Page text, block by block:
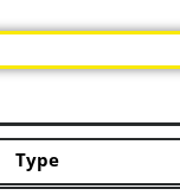
Type